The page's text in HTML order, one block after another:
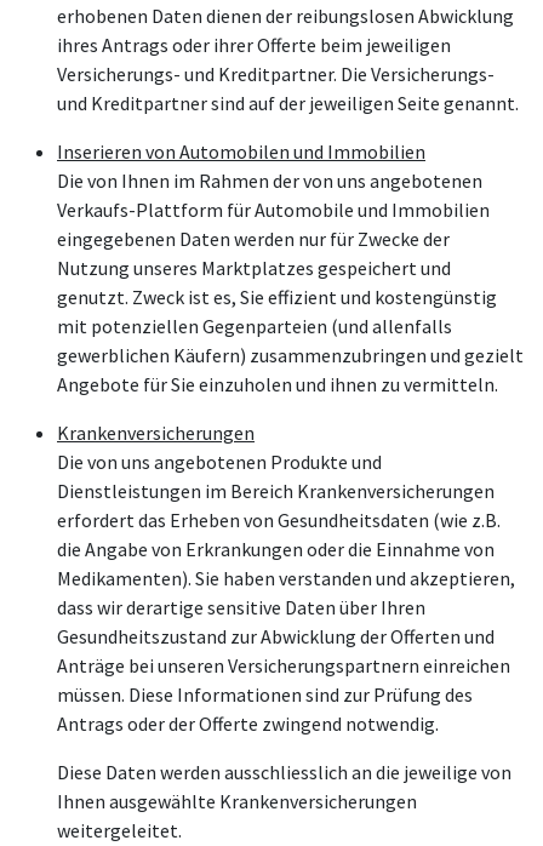
erhobenen Daten dienen der reibungslosen Abwicklung
ihres Antrags oder ihrer Offerte beim jeweiligen
Versicherungs- und Kreditpartner. Die Versicherungs-
und Kreditpartner sind auf der jeweiligen Seite genannt.
Inserieren von Automobilen und Immobilien
Die von Ihnen im Rahmen der von uns angebotenen
Verkaufs-Plattform für Automobile und Immobilien
eingegebenen Daten werden nur für Zwecke der
Nutzung unseres Marktplatzes gespeichert und
genutzt. Zweck ist es, Sie effizient und kostengünstig
mit potenziellen Gegenparteien (und allenfalls
gewerblichen Käufern) zusammenzubringen und gezielt
Angebote für Sie einzuholen und ihnen zu vermitteln.
Krankenversicherungen
Die von uns angebotenen Produkte und
Dienstleistungen im Bereich Krankenversicherungen
erfordert das Erheben von Gesundheitsdaten (wie z.B.
die Angabe von Erkrankungen oder die Einnahme von
Medikamenten). Sie haben verstanden und akzeptieren,
dass wir derartige sensitive Daten über Ihren
Gesundheitszustand zur Abwicklung der Offerten und
Anträge bei unseren Versicherungspartnern einreichen
müssen. Diese Informationen sind zur Prüfung des
Antrags oder der Offerte zwingend notwendig.
Diese Daten werden ausschliesslich an die jeweilige von
Ihnen ausgewählte Krankenversicherungen
weitergeleitet.